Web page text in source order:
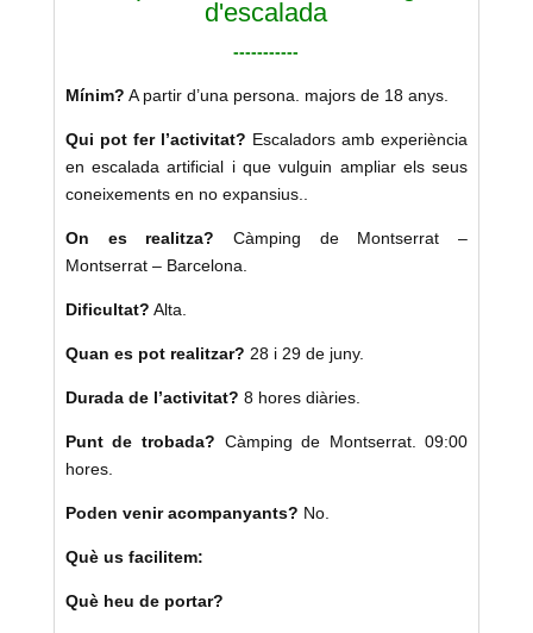
d'escalada
-----------
Mínim? A partir d’una persona. majors de 18 anys.
Qui pot fer l’activitat? Escaladors amb experiència
en escalada artificial i que vulguin ampliar els seus
coneixements en no expansius..
On es realitza? Càmping de Montserrat –
Montserrat – Barcelona.
Dificultat? Alta.
Quan es pot realitzar? 28 i 29 de juny.
Durada de l’activitat? 8 hores diàries.
Punt de trobada? Càmping de Montserrat. 09:00
hores.
Poden venir acompanyants? No.
Què us facilitem:
Què heu de portar?